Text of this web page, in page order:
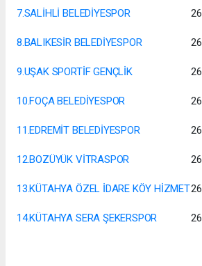
7.SALİHLİ BELEDİYESPOR 26
8.BALIKESİR BELEDİYESPOR 26
9.UŞAK SPORTİF GENÇLİK 26
10.FOÇA BELEDİYESPOR 26
11.EDREMİT BELEDİYESPOR 26
12.BOZÜYÜK VİTRASPOR 26
13.KÜTAHYA ÖZEL İDARE KÖY HİZMET26
14.KÜTAHYA SERA ŞEKERSPOR 26